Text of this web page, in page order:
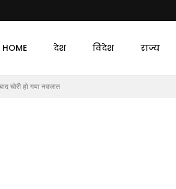
HOME देश विदेश राज्य
चोरी हो गया नवजात